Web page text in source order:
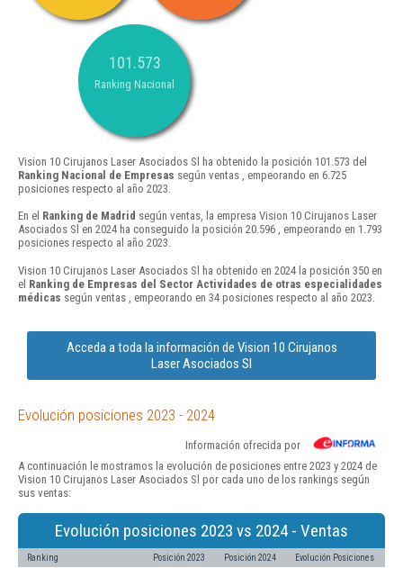
101.573
Ranking Nacional
Vision 10 Cirujanos Laser Asociados Sl ha obtenido la posición 101.573 del
Ranking Nacional de Empresas según ventas , empeorando en 6.725
posiciones respecto al año 2023.
En el Ranking de Madrid según ventas, la empresa Vision 10 Cirujanos Laser
Asociados Sl en 2024 ha conseguido la posición 20.596 , empeorando en 1.793
posiciones respecto al año 2023.
Vision 10 Cirujanos Laser Asociados Sl ha obtenido en 2024 la posición 350 en
el Ranking de Empresas del Sector Actividades de otras especialidades
médicas según ventas , empeorando en 34 posiciones respecto al año 2023.
Acceda a toda la información de Vision 10 Cirujanos
Laser Asociados Sl
Evolución posiciones 2023 - 2024
Información ofrecida por
A continuación le mostramos la evolución de posiciones entre 2023 y 2024 de
Vision 10 Cirujanos Laser Asociados Sl por cada uno de los rankings según
sus ventas:
Evolución posiciones 2023 vs 2024 - Ventas
Ranking Posición 2023 Posición 2024 Evolución Posiciones